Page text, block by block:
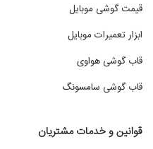
قیمت گوشی موبایل
ابزار تعمیرات موبایل
قاب گوشی هواوی
قاب گوشی سامسونگ
قوانین و خدمات مشتریان